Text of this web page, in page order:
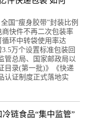
国“瘦身胶带”封装比例
商快件不再二次包装率
循环中转袋使用率达
3.5万个设置标准包装回
管总局、国家邮政局以
目录(第一批)》《快递
认证制度正式落地实
链食品“集中监管”